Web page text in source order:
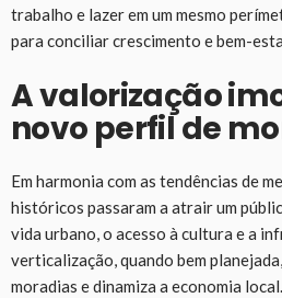
trabalho e lazer em um mesmo
para conciliar crescimento e bem-
A valorização
novo perfil de
Em harmonia com as tendências de
históricos passaram a atrair um
vida urbano, o acesso à cultura e a
verticalização, quando bem
moradias e dinamiza a economia local.